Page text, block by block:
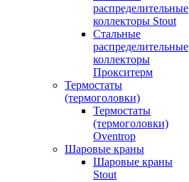
распределительные
коллекторы Stout
Стальные
распределительные
коллекторы
Прокситерм
Термостаты
(термоголовки)
Термостаты
(термоголовки)
Oventrop
Шаровые краны
Шаровые краны
Stout